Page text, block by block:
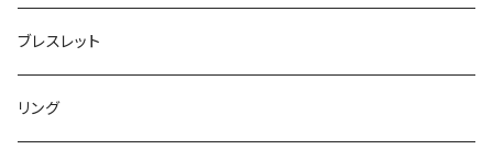
トートバッグ
パスケース
シュシュット
キープスタイラー
ピアス
イヤリング
ブレスレット
リング